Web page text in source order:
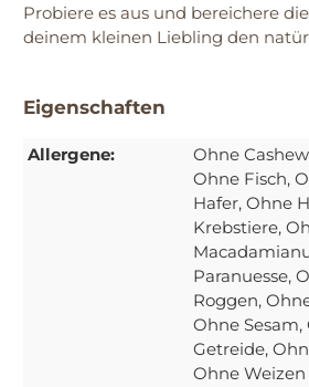
Probiere es aus und bereichere
deinem kleinen Liebling den
Eigenschaften
Allergene: Ohne
Ohne Fisch,
Hafer, Ohne
Krebstiere,
Paranuesse,
Roggen,
Ohne Sesam,
Getreide,
Ohne Weizen